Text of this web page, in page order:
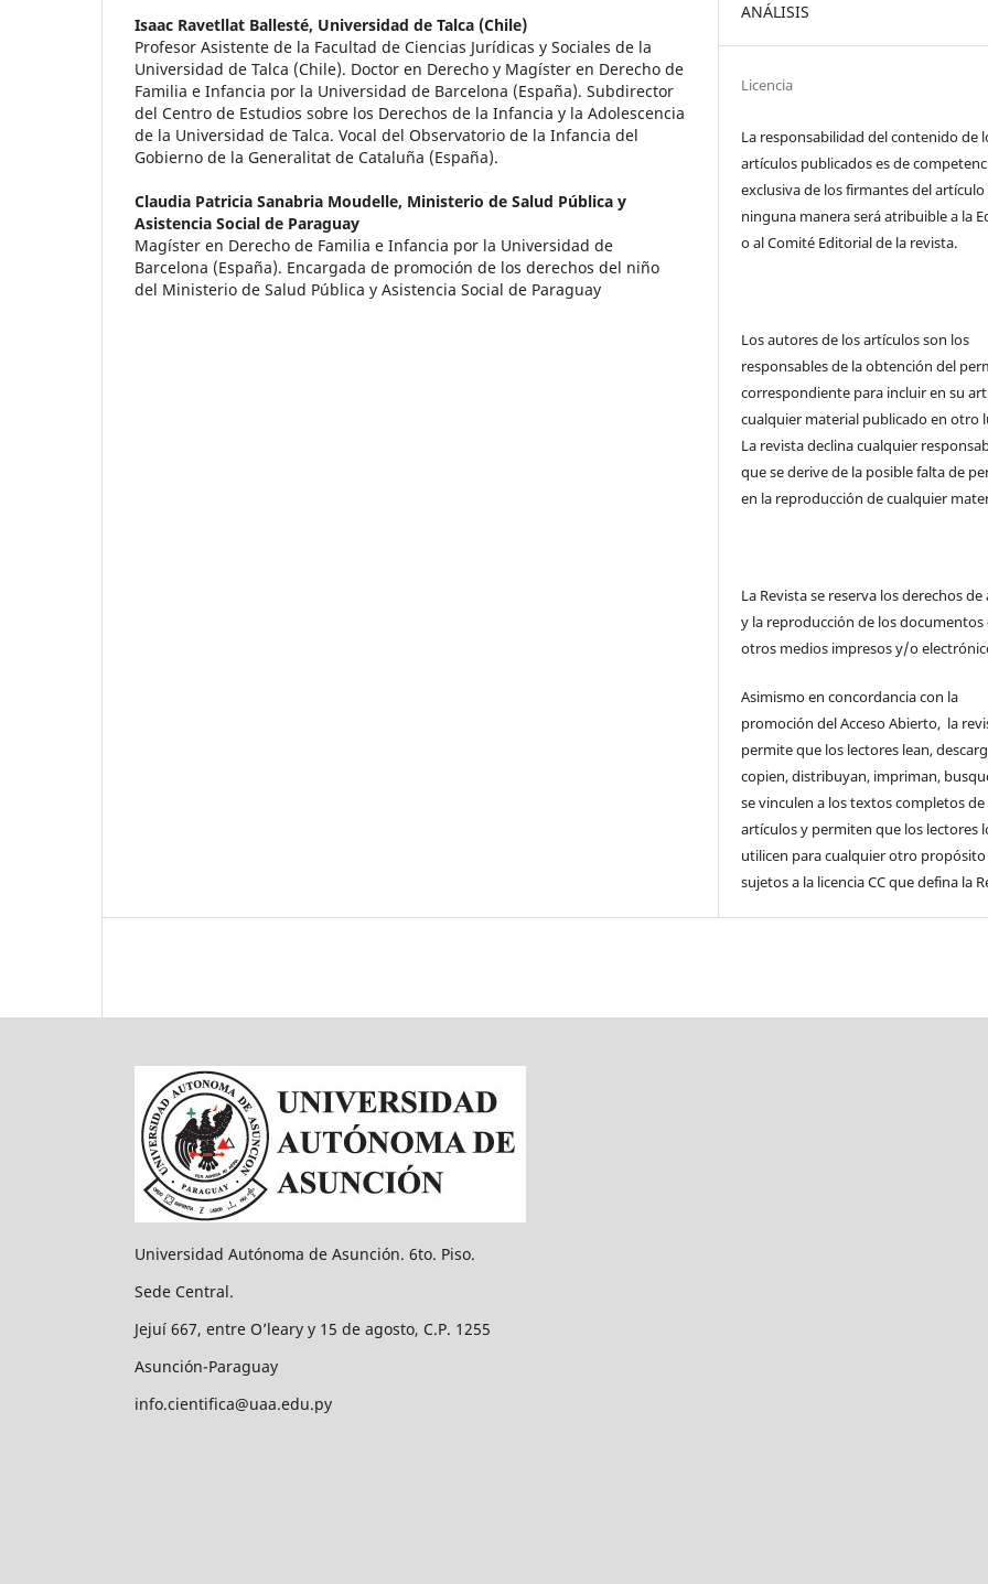
Isaac Ravetllat Ballesté, Universidad de Talca (Chile)
Profesor Asistente de la Facultad de Ciencias Jurídicas y Sociales de la
Universidad de Talca (Chile). Doctor en Derecho y Magíster en Derecho de
Familia e Infancia por la Universidad de Barcelona (España). Subdirector
del Centro de Estudios sobre los Derechos de la Infancia y la Adolescencia
de la Universidad de Talca. Vocal del Observatorio de la Infancia del
Gobierno de la Generalitat de Cataluña (España).
Claudia Patricia Sanabria Moudelle, Ministerio de Salud Pública y
Asistencia Social de Paraguay
Magíster en Derecho de Familia e Infancia por la Universidad de
Barcelona (España). Encargada de promoción de los derechos del niño
del Ministerio de Salud Pública y Asistencia Social de Paraguay
ANÁLISIS
Licencia
La responsabilidad del contenido de
artículos publicados es de
exclusiva de los firmantes del artículo
ninguna manera será atribuible a la
o al Comité Editorial de la revista.
Los autores de los artículos son los
responsables de la obtención del
correspondiente para incluir en su
cualquier material publicado en otro
La revista declina cualquier
que se derive de la posible falta de
en la reproducción de cualquier
La Revista se reserva los derechos
y la reproducción de los documentos
otros medios impresos y/o
Asimismo en concordancia con la
promoción del Acceso Abierto, la
permite que los lectores lean,
copien, distribuyan, impriman,
se vinculen a los textos completos de
artículos y permiten que los lectores
utilicen para cualquier otro propósito
sujetos a la licencia CC que defina la
Universidad Autónoma de Asunción. 6to. Piso.
Sede Central.
Jejuí 667, entre O’leary y 15 de agosto, C.P. 1255
Asunción-Paraguay
info.cientifica@uaa.edu.py